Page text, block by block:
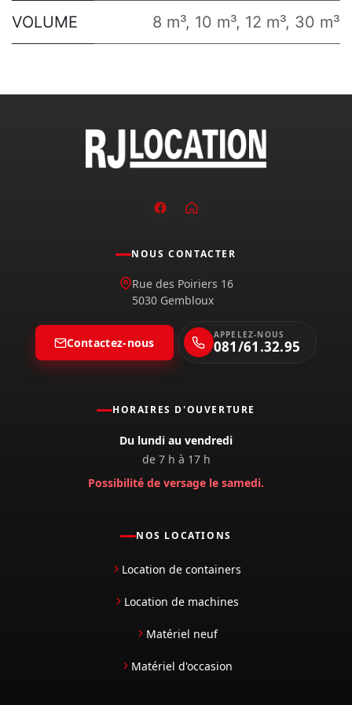
VOLUME 8 m³, 10 m³, 12 m³, 30 m³
NOS LOCATIONS
Location de containers
Location de machines
Matériel neuf
Matériel d'occasion
HORAIRES D'OUVERTURE
Du lundi au vendredi
de 7 h à 17 h
Possibilité de versage le samedi.
NOUS CONTACTER
Rue des Poiriers 16
5030 Gembloux
Contactez-nous
APPELEZ-NOUS
081/61.32.95